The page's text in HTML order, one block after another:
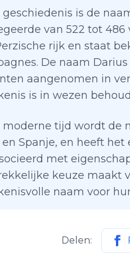
geschiedenis is de
van 522 tot
rijk en staat
De naam
aangenomen in
is in wezen
moderne tijd wordt de
Spanje, en heeft
met
keuze maakt
naam voor
Delen: